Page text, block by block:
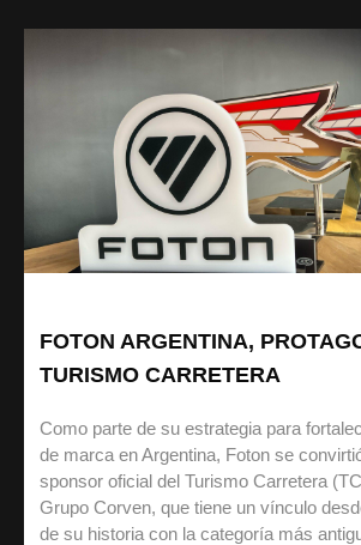
FOTON ARGENTINA,
TURISMO CARRETERA
Como parte de su estrategia para
de marca en Argentina, Foton se
sponsor oficial del Turismo Carretera
Grupo Corven, que tiene un vínculo
de su historia con la categoría más